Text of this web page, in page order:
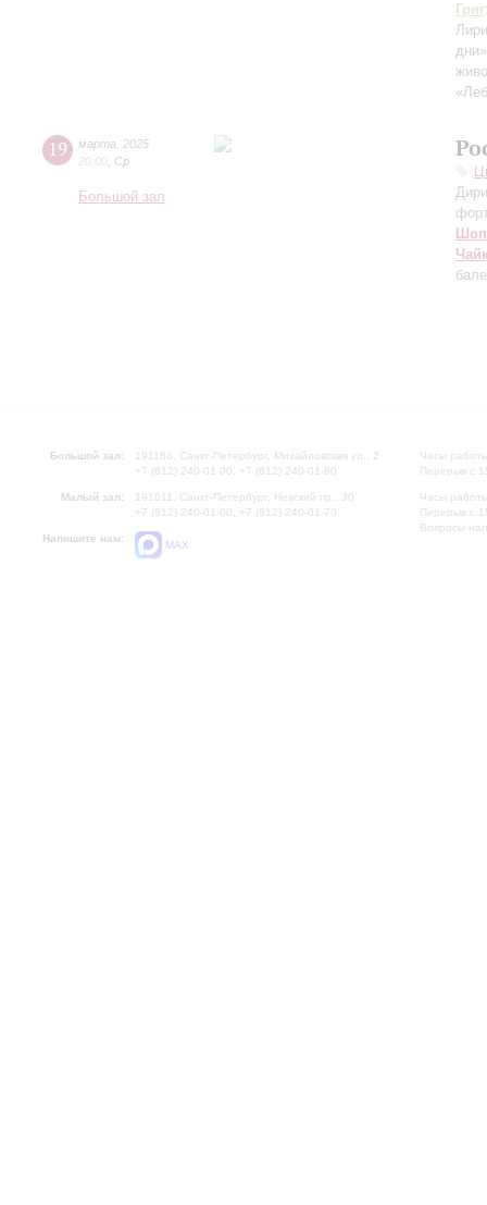
Григ
19 марта
2025
20:00 Ср
Большой зал
Большой зал:
191186, Санкт-Петербург, Михайловская ул., 2
+7 (812) 240-01-00, +7 (812) 240-01-80
Малый зал:
191011, Санкт-Петербург, Невский пр., 30
+7 (812) 240-01-00, +7 (812) 240-01-70
Напишите нам:
MAX
Часы
Перерыв с
Часы
Перерыв с
Вопросы